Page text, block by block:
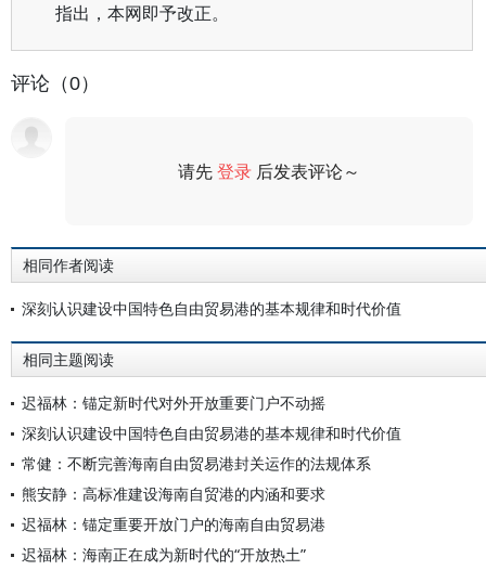
指出，本网即予改正。
评论（0）
请先登录 后发表评论～
相同作者阅读
深刻认识建设中国特色自由贸易港的基本规律和时代价值
相同主题阅读
迟福林：锚定新时代对外开放重要门户不动摇
深刻认识建设中国特色自由贸易港的基本规律和时代价值
常健：不断完善海南自由贸易港封关运作的法规体系
熊安静：高标准建设海南自贸港的内涵和要求
迟福林：锚定重要开放门户的海南自由贸易港
迟福林：海南正在成为新时代的“开放热土”